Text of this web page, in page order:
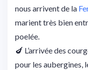
nous arrivent de la
marient très bien
poelée.
🍆 L’arrivée des
pour les aubergines,